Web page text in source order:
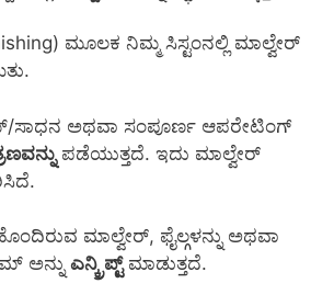
ಮೂಲಕ ನಿಮ್ಮ ಸಿಸ್ಟಂನಲ್ಲಿ ಮಾಲ್ವೇರ್
ಸಾಧನ ಅಥವಾ ಸಂಪೂರ್ಣ ಆಪರೇಟಿಂಗ್
ಪಡೆಯುತ್ತದೆ. ಇದು ಮಾಲ್ವೇರ್
ಮಾಲ್ವೇರ್, ಫೈಲ್ಗಳನ್ನು ಅಥವಾ
ಅನ್ನು ಎನ್ಕ್ರಿಪ್ಟ್ಮಾಡುತ್ತದೆ.